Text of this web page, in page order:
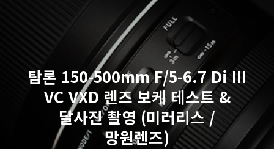
탐론 150-500mm F/5-6.7 Di III
VC VXD 렌즈 보케 테스트 &
달사진 촬영 (미러리스 /
망원렌즈)